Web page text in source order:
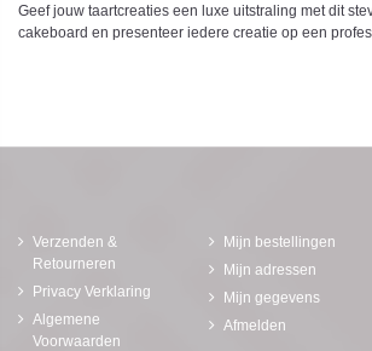
Geef jouw taartcreaties een luxe uitstraling met dit
cakeboard en presenteer iedere creatie op een
Verzenden &
Retourneren
Privacy Verklaring
Algemene
Voorwaarden
Mijn bestellingen
Mijn adressen
Mijn gegevens
Afmelden